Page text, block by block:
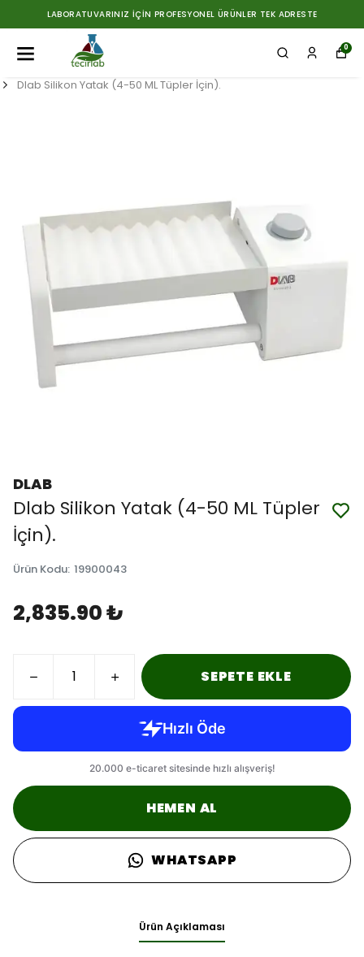
LABORATUVARINIZ İÇIN PROFESYONEL ÜRÜNLER TEK ADRESTE
0
Dlab Silikon Yatak (4-50 ML Tüpler İçin).
DLAB
Dlab Silikon Yatak (4-50 ML Tüpler
İçin).
Ürün Kodu: 19900043
2,835.90 ₺
SEPETE EKLE
HEMEN AL
WHATSAPP
Ürün Açıklaması